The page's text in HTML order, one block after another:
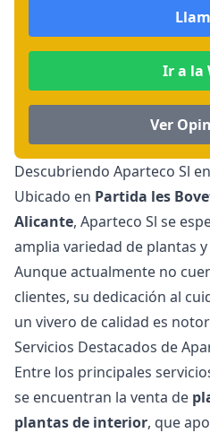
Ir a la
Ver
Descubriendo Aparteco Sl
Ubicado en Partida les
Alicante, Aparteco Sl se
amplia variedad de plantas
Aunque actualmente no
clientes, su dedicación al
un vivero de calidad es
Servicios Destacados de
Entre los principales
se encuentran la venta de
plantas de interior, que